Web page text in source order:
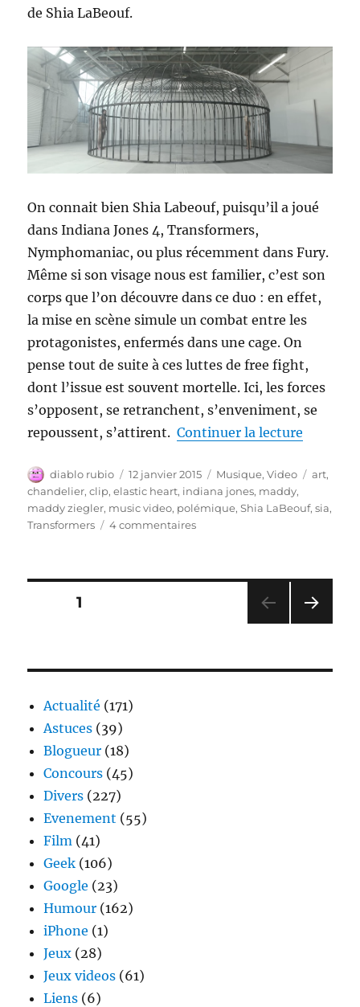
de Shia LaBeouf.
On connait bien Shia Labeouf, puisqu’il a joué
dans Indiana Jones 4, Transformers,
Nymphomaniac, ou plus récemment dans Fury.
Même si son visage nous est familier, c’est son
corps que l’on découvre dans ce duo : en effet,
la mise en scène simule un combat entre les
protagonistes, enfermés dans une cage. On
pense tout de suite à ces luttes de free fight,
dont l’issue est souvent mortelle. Ici, les forces
s’opposent, se retranchent, s’enveniment, se
repoussent, s’attirent.Continuer la lecture
Auteur
diablo rubio
Publié
le
12 janvier 2015 Catégories
Musique,Video art,
chandelier,clip,elastic heart, indiana jones, maddy,
maddy ziegler, music video, polémique,Shia LaBeouf,sia,
Transformers
4 commentairessur
Pagination
publications
PAGE1
ANT
Actualité (171)
Astuces (39)
Blogueur (18)
Concours (45)
Divers (227)
Evenement (55)
Film (41)
Geek (106)
Google (23)
Humour (162)
iPhone (1)
Jeux (28)
Jeux videos (61)
Liens (6)